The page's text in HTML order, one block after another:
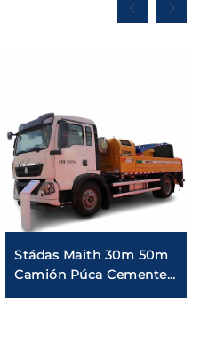
Stádas Maith 30m 50m
Camión Púca Cemente
Sinotruk HOWO T5G